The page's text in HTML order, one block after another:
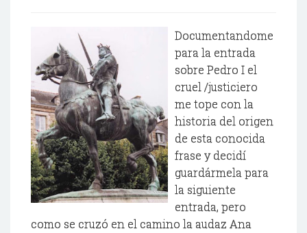
Documentandome
para la entrada
sobre Pedro I el
cruel /justiciero
me tope con la
historia del origen
de esta conocida
frase y decidí
guardármela para
la siguiente
entrada, pero
como se cruzó en el camino la audaz Ana